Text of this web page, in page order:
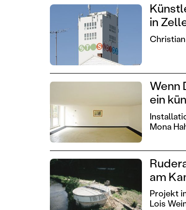
in
Wenn
ein
Mona
am
Projekt
Lois